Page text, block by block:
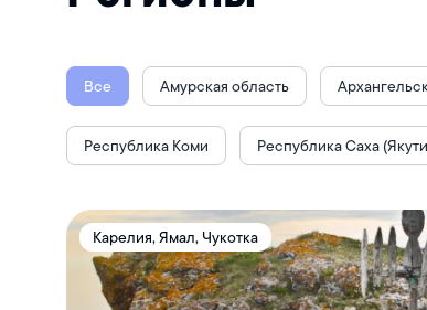
Все Амурская область
Республика Коми Республика Саха
Карелия, Ямал, Чукотка